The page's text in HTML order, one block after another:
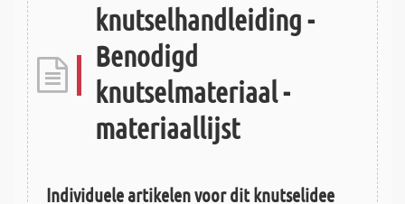
knutselhandleiding -
Benodigd
knutselmateriaal -
materiaallijst
Individuele artikelen voor dit knutselidee